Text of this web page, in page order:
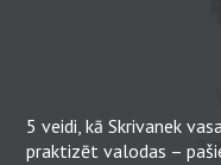
5 veidi, kā Skrivanek
praktizēt valodas –